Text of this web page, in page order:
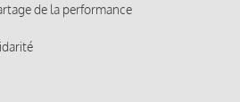
de la performance